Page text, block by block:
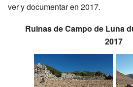
ver y documentar en 2017.
Ruinas de Campo de Luna
2017